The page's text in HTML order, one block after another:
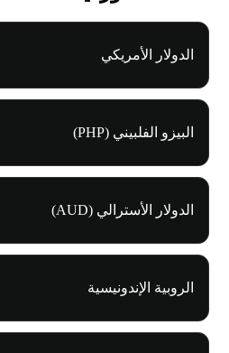
الدولار الأمريكي
البيزو الفلبيني (PHP)
الدولار الأسترالي (AUD)
الروبية الإندونيسية